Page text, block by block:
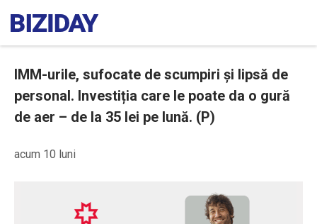
IMM-urile, sufocate de scumpiri și lipsă de
personal. Investiția care le poate da o gură
de aer – de la 35 lei pe lună. (P)
acum 10 luni